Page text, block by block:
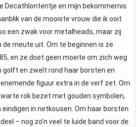
Decathlontentje en mijn bekommernis
van de mooiste vrouw die ik ooit
een zwak voor metalheads, maar zij
meute uit. Om te beginnen is ze
en ze doet geen moeite om zich weg
golft en zwelt rond haar borsten en
figuur extra in de verf zet. Om
rok bezet met gouden symbolen,
in netkousen. Om haar borsten
– nog zo’n veel te luide band voor de